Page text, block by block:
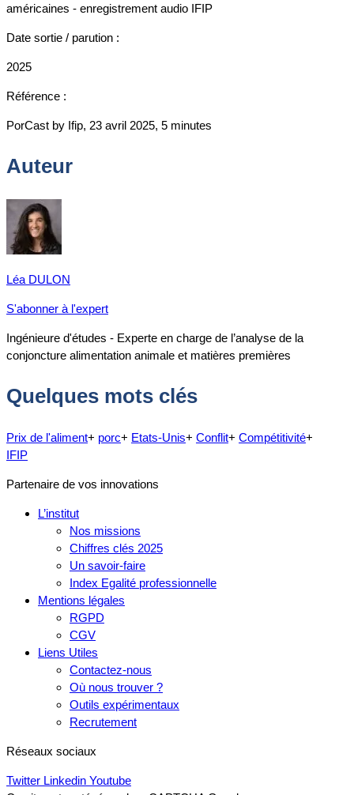
américaines - enregistrement audio IFIP
Date sortie / parution :
2025
Référence :
PorCast by Ifip, 23 avril 2025, 5 minutes
Auteur
Léa DULON
S'abonner à l'expert
Ingénieure d'études - Experte en charge de l’analyse de la
conjoncture alimentation animale et matières premières
Quelques mots clés
Prix de l'aliment+ porc+ Etats-Unis+ Conflit+ Compétitivité+
IFIP
Partenaire de vos innovations
L’institut
Nos missions
Chiffres clés 2025
Un savoir-faire
Index Egalité professionnelle
Mentions légales
RGPD
CGV
Liens Utiles
Contactez-nous
Où nous trouver ?
Outils expérimentaux
Recrutement
Réseaux sociaux
Twitter Linkedin Youtube